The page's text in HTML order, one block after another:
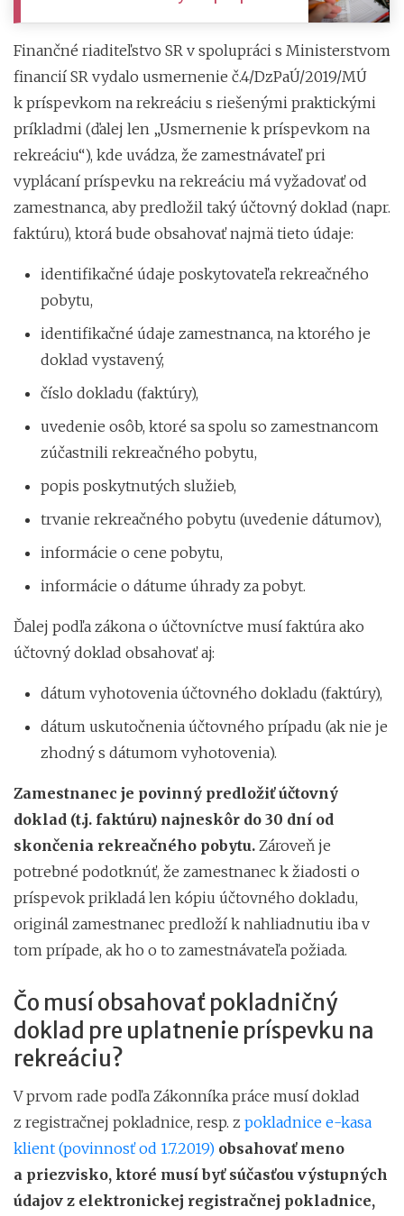
Finančné riaditeľstvo SR v spolupráci s Ministerstvom
financií SR vydalo usmernenie č.4/DzPaÚ/2019/MÚ
k príspevkom na rekreáciu s riešenými praktickými
príkladmi (ďalej len „Usmernenie k príspevkom na
rekreáciu“), kde uvádza, že zamestnávateľ pri
vyplácaní príspevku na rekreáciu má vyžadovať od
zamestnanca, aby predložil taký účtovný doklad (napr.
faktúru), ktorá bude obsahovať najmä tieto údaje:
identifikačné údaje poskytovateľa rekreačného
pobytu,
identifikačné údaje zamestnanca, na ktorého je
doklad vystavený,
číslo dokladu (faktúry),
uvedenie osôb, ktoré sa spolu so zamestnancom
zúčastnili rekreačného pobytu,
popis poskytnutých služieb,
trvanie rekreačného pobytu (uvedenie dátumov),
informácie o cene pobytu,
informácie o dátume úhrady za pobyt.
Ďalej podľa zákona o účtovníctve musí faktúra ako
účtovný doklad obsahovať aj:
dátum vyhotovenia účtovného dokladu (faktúry),
dátum uskutočnenia účtovného prípadu (ak nie je
zhodný s dátumom vyhotovenia).
Zamestnanec je povinný predložiť účtovný
doklad (t.j. faktúru) najneskôr do 30 dní od
skončenia rekreačného pobytu. Zároveň je
potrebné podotknúť, že zamestnanec k žiadosti o
príspevok prikladá len kópiu účtovného dokladu,
originál zamestnanec predloží k nahliadnutiu iba v
tom prípade, ak ho o to zamestnávateľa požiada.
Čo musí obsahovať pokladničný
doklad pre uplatnenie príspevku na
rekreáciu?
V prvom rade podľa Zákonníka práce musí doklad
z registračnej pokladnice, resp. z pokladnice e-kasa
klient (povinnosť od 1.7.2019) obsahovať meno
a priezvisko, ktoré musí byť súčasťou výstupných
údajov z elektronickej registračnej pokladnice,